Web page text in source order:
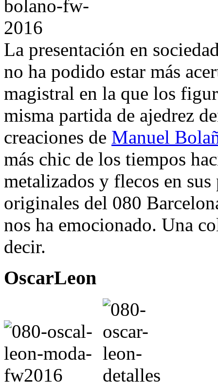
La presentación en
no ha podido estar más
magistral en la que los
misma partida de ajedrez
creaciones de Manuel
más chic de los tiempos
metalizados y flecos en
originales del 080
nos ha emocionado. Una
decir.
OscarLeon